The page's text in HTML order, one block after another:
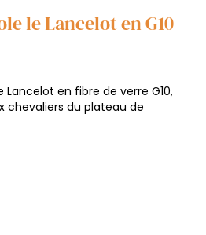
le Lancelot en G10
Lancelot en fibre de verre G10,
chevaliers du plateau de